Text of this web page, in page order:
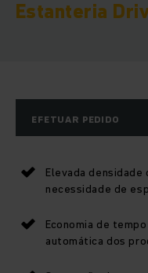
Estanteria
EFETUAR PEDIDO
Elevada densidade
necessidade de
Economia de
automática dos